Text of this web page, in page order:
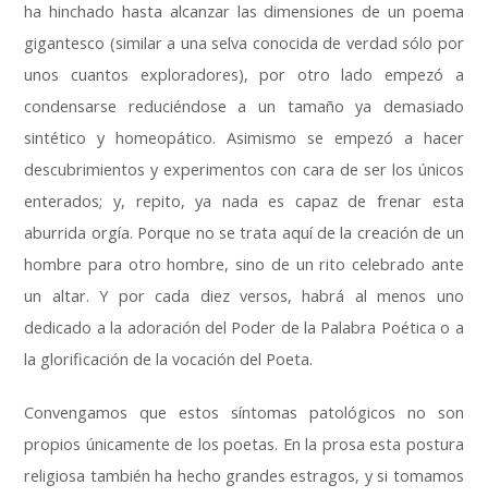
ha hinchado hasta alcanzar las dimensiones de un poema
gigantesco (similar a una selva conocida de verdad sólo por
unos cuantos exploradores),por otro lado empezó a
condensarse reduciéndose a un tamaño ya demasiado
sintético y homeopático.Asimismo se empezó a hacer
descubrimientos y experimentos con cara de ser los únicos
enterados; y, repito,ya nada es capaz de frenar esta
aburrida orgía. Porque no se trata aquí de la creación de un
hombre para otro hombre, sino de un rito celebrado ante
un altar.Y por cada diez versos,habrá al menos uno
dedicado a la adoración del Poder de la Palabra Poética o a
la glorificación de la vocación del Poeta.
Convengamos que estos síntomas patológicos no son
propios únicamente de los poetas. En la prosa esta postura
religiosa también ha hecho grandes estragos, y si tomamos